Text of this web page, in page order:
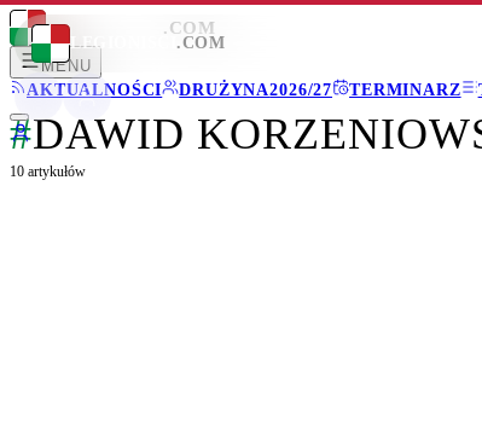
LEGIONISCI .COM
MENU
AKTUALNOŚCI
DRUŻYNA2026/27 TERMINARZ
LEGIONISCI .COM
#DAWID
10 artykułów